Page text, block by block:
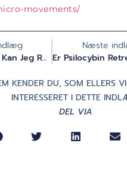
movements/
Hvordan Kan Jeg Regulere Mit Nervesystem Med Min Vejrtrækning?
Næste
KENDER DU, SOM ELLERS
INTERESSERET I DETTE
DEL VIA